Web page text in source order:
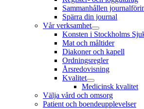
Sammanhållen
Spärra din journal
Vår verksamhet
Konsten i Stockholms
Mat och måltider
Diakoner och kapell
Ordningsregler
Årsredovisning
Kvalitet
Medicinsk kvalitet
Välja vård och omsorg
Patient och boendeupplevelser